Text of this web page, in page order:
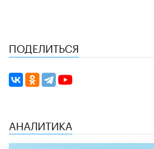
ПОДЕЛИТЬСЯ
АНАЛИТИКА